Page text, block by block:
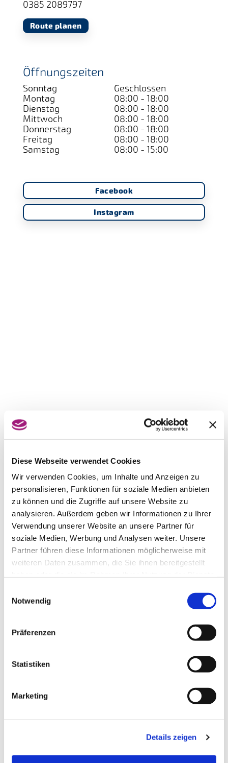
Diese Webseite verwendet Cookies
Wir verwenden Cookies, um Inhalte und Anzeigen zu
personalisieren, Funktionen für soziale Medien anbieten
zu können und die Zugriffe auf unsere Website zu
analysieren. Außerdem geben wir Informationen zu Ihrer
Verwendung unserer Website an unsere Partner für
soziale Medien, Werbung und Analysen weiter. Unsere
Partner führen diese Informationen möglicherweise mit
weiteren Daten zusammen, die Sie ihnen bereitgestellt
Notwendig
Präferenzen
Statistiken
Marketing
Details zeigen
0385 2089797
Route planen
Öffnungszeiten
Sonntag
Geschlossen
Montag
08:00 - 18:00
Dienstag
08:00 - 18:00
Mittwoch
08:00 - 18:00
Donnerstag
08:00 - 18:00
Freitag
08:00 - 18:00
Samstag
08:00 - 15:00
Facebook
Instagram